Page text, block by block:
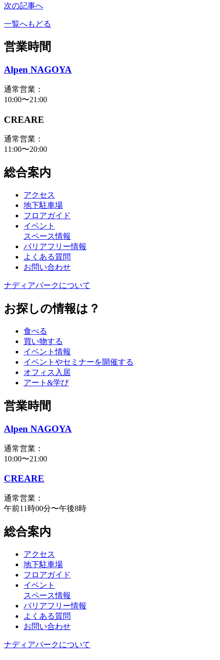
次の記事へ
一覧へもどる
営業時間
Alpen NAGOYA
通常営業：
10:00〜21:00
CREARE
通常営業：
11:00〜20:00
総合案内
アクセス
地下駐車場
フロアガイド
イベント
スペース情報
バリアフリー情報
よくある質問
お問い合わせ
ナディアパークについて
お探しの情報は？
食べる
買い物する
イベント情報
イベントやセミナーを開催する
オフィス入居
アート&学び
営業時間
Alpen NAGOYA
通常営業：
10:00〜21:00
CREARE
通常営業：
午前11時00分〜午後8時
総合案内
アクセス
地下駐車場
フロアガイド
イベント
スペース情報
バリアフリー情報
よくある質問
お問い合わせ
ナディアパークについて